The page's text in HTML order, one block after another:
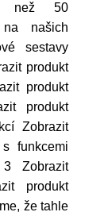
než 50
našich
sestavy
produkt
produkt
produkt
Zobrazit
funkcemi
Zobrazit
produkt
že tahle